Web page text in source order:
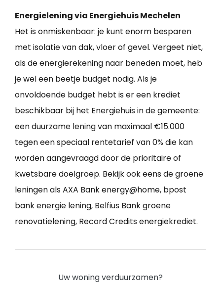
Energielening via Energiehuis Mechelen
Het is onmiskenbaar: je kunt enorm besparen
met isolatie van dak, vloer of gevel. Vergeet niet,
als de energierekening naar beneden moet, heb
je wel een beetje budget nodig. Als je
onvoldoende budget hebt is er een krediet
beschikbaar bij het Energiehuis in de gemeente:
een duurzame lening van maximaal €15.000
tegen een speciaal rentetarief van 0% die kan
worden aangevraagd door de prioritaire of
kwetsbare doelgroep. Bekijk ook eens de groene
leningen als AXA Bank energy@home, bpost
bank energie lening, Belfius Bank groene
renovatielening, Record Credits energiekrediet.
Uw woning verduurzamen?